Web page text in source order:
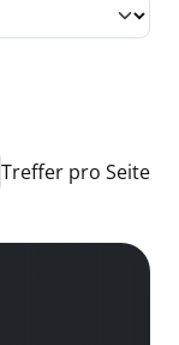
Treffer pro Seite